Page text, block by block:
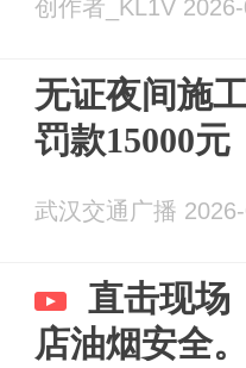
创作者_KL1V
无证夜间施工扰民 黄
罚款15000元
武汉交通广播
直击现场
店油烟安全